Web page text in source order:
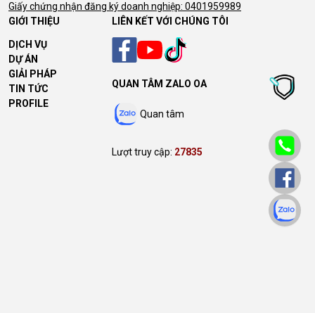
Giấy chứng nhận đăng ký doanh nghiệp: 0401959989
GIỚI THIỆU
DỊCH VỤ
DỰ ÁN
GIẢI PHÁP
TIN TỨC
PROFILE
LIÊN KẾT VỚI CHÚNG TÔI
QUAN TÂM ZALO OA
Quan tâm
Lượt truy cập: 27835